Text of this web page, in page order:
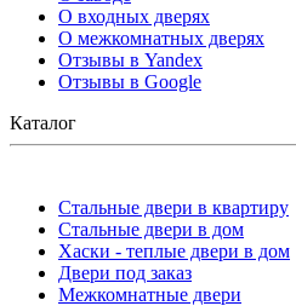
О входных дверях
О межкомнатных дверях
Отзывы в Yandex
Отзывы в Google
Каталог
Стальные двери в квартиру
Стальные двери в дом
Хаски - теплые двери в дом
Двери под заказ
Межкомнатные двери